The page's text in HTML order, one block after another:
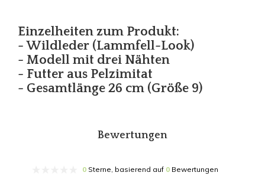
Einzelheiten zum Produkt:
- Wildleder (Lammfell-Look)
- Modell mit drei Nähten
- Futter aus Pelzimitat
- Gesamtlänge 26 cm (Größe 9)
Bewertungen
0 Sterne, basierend auf 0 Bewertungen